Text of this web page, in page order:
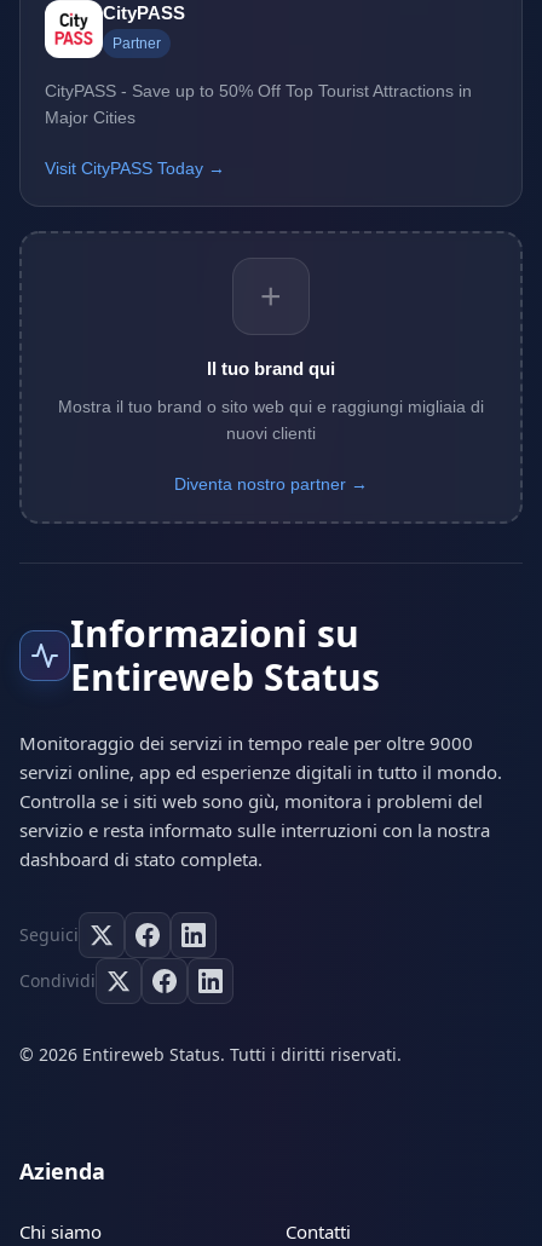
CityPASS
Partner
CityPASS - Save up to 50% Off Top Tourist Attractions in
Major Cities
Visit CityPASS Today →
+
Il tuo brand qui
Mostra il tuo brand o sito web qui e raggiungi migliaia di
nuovi clienti
Diventa nostro partner →
Informazioni su
Entireweb Status
Monitoraggio dei servizi in tempo reale per oltre 9000
servizi online, app ed esperienze digitali in tutto il mondo.
Controlla se i siti web sono giù, monitora i problemi del
servizio e resta informato sulle interruzioni con la nostra
dashboard di stato completa.
Seguici
Condividi
© 2026 Entireweb Status. Tutti i diritti riservati.
Azienda
Chi siamo Contatti